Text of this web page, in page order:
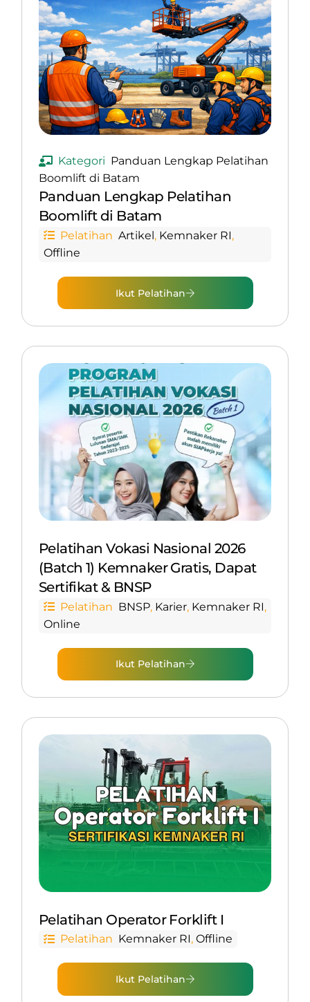
Kategori Panduan Lengkap Pelatihan
Boomlift di Batam
Panduan Lengkap Pelatihan
Boomlift di Batam
Pelatihan Artikel, Kemnaker RI,
Offline
Ikut Pelatihan
Pelatihan Vokasi Nasional 2026
(Batch 1) Kemnaker Gratis, Dapat
Sertifikat & BNSP
Pelatihan BNSP, Karier, Kemnaker RI,
Online
Ikut Pelatihan
Pelatihan Operator Forklift I
Pelatihan Kemnaker RI, Offline
Ikut Pelatihan